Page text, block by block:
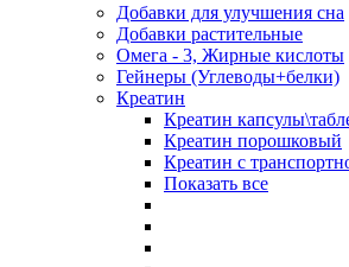
Добавки для улучшения сна
Добавки растительные
Омега - 3, Жирные кислоты
Гейнеры (Углеводы+белки)
Креатин
Креатин
Креатин порошковый
Креатин с
Показать все